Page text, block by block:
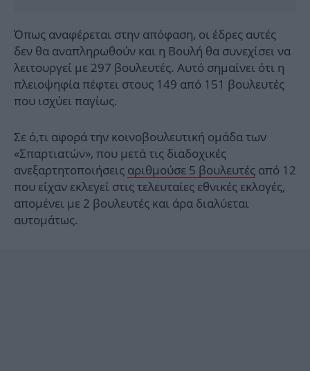
Όπως αναφέρεται στην απόφαση, οι έδρες αυτές
δεν θα αναπληρωθούν και η Βουλή θα συνεχίσει να
λειτουργεί με 297 βουλευτές. Αυτό σημαίνει ότι η
πλειοψηφία πέφτει στους 149 από 151 βουλευτές
που ισχύει παγίως.
Σε ό,τι αφορά την κοινοβουλευτική ομάδα των
«Σπαρτιατών», που μετά τις διαδοχικές
ανεξαρτητοποιήσεις αριθμούσε 5 βουλευτές από 12
που είχαν εκλεγεί στις τελευταίες εθνικές εκλογές,
απομένει με 2 βουλευτές και άρα διαλύεται
αυτομάτως.